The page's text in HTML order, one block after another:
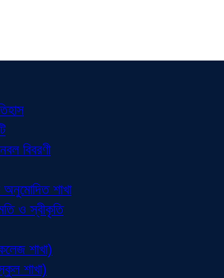
বিবরণী
অনুমোদিত শাখা
ও স্বীকৃতি
শাখা)
শাখা)